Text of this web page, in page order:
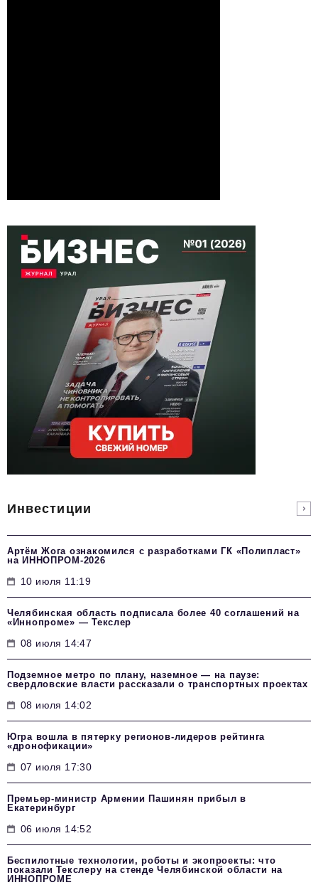
Инвестиции
Артём Жога ознакомился с разработками ГК «Полипласт»
на ИННОПРОМ-2026
10 июля 11:19
Челябинская область подписала более 40 соглашений на
«Иннопроме» — Текслер
08 июля 14:47
Подземное метро по плану, наземное — на паузе:
свердловские власти рассказали о транспортных проектах
08 июля 14:02
Югра вошла в пятерку регионов-лидеров рейтинга
«дронофикации»
07 июля 17:30
Премьер-министр Армении Пашинян прибыл в
Екатеринбург
06 июля 14:52
Беспилотные технологии, роботы и экопроекты: что
показали Текслеру на стенде Челябинской области на
ИННОПРОМЕ